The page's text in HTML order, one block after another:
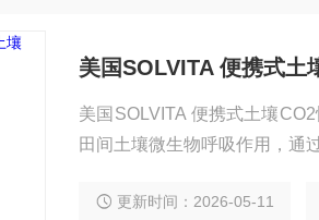
美国SOLVITA 便携式土
美国SOLVITA 便携式土壤
田间土壤微生物呼吸作用，通
更新时间：2026-05-11